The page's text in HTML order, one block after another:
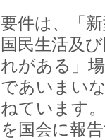
要件は、「
国民生活及
れがある」
であいまい
ねています
を国会に報